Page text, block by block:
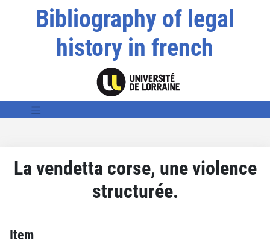
Bibliography of legal
history in french
La vendetta corse, une violence
structurée.
Item